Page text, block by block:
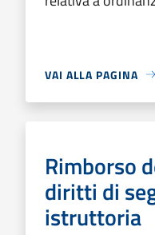
VAI ALLA PAGINA
Rimborso
diritti di
istruttoria